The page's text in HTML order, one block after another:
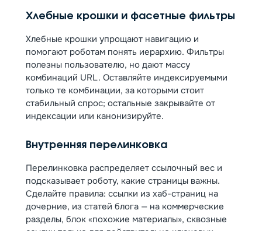
Хлебные крошки и фасетные фильтры
Хлебные крошки упрощают навигацию и
помогают роботам понять иерархию. Фильтры
полезны пользователю, но дают массу
комбинаций URL. Оставляйте индексируемыми
только те комбинации, за которыми стоит
стабильный спрос; остальные закрывайте от
индексации или канонизируйте.
Внутренняя перелинковка
Перелинковка распределяет ссылочный вес и
подсказывает роботу, какие страницы важны.
Сделайте правила: ссылки из хаб-страниц на
дочерние, из статей блога — на коммерческие
разделы, блок «похожие материалы», сквозные